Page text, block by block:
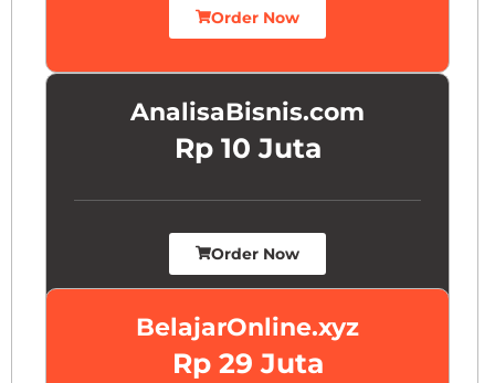
Order Now
AnalisaBisnis.com
Rp 10 Juta
Order Now
BelajarOnline.xyz
Rp 29 Juta